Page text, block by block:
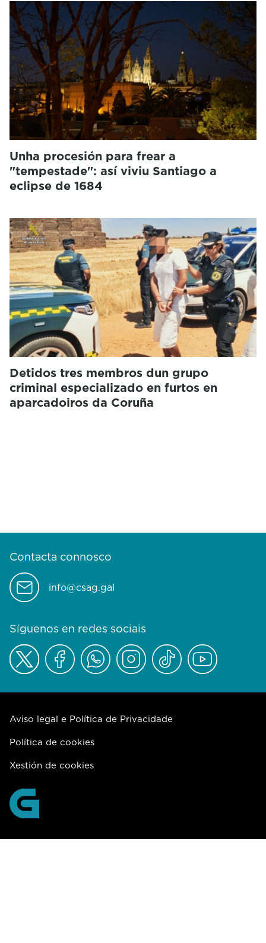
Unha procesión para frear a
"tempestade": así viviu Santiago a
eclipse de 1684
Detidos tres membros dun grupo
criminal especializado en furtos en
aparcadoiros da Coruña
Contacta connosco
info@csag.gal
Síguenos en redes sociais
Aviso legal e Política de Privacidade
Política de cookies
Xestión de cookies